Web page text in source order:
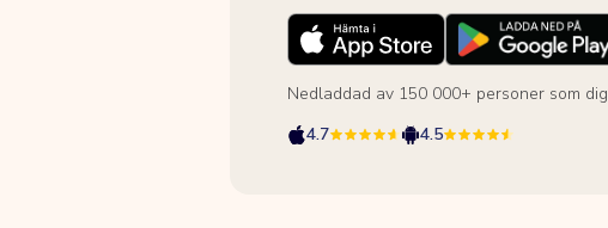
Nedladdad av 150 000+ personer som dig
4.7
4.5